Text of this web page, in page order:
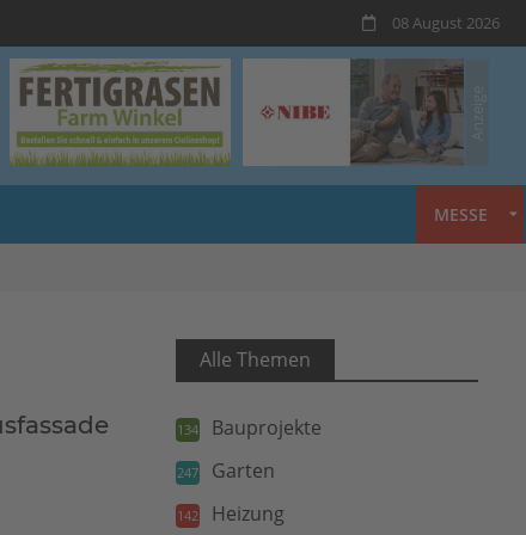
08 August 2026
MESSE
Alle Themen
134 Bauprojekte
247 Garten
142 Heizung